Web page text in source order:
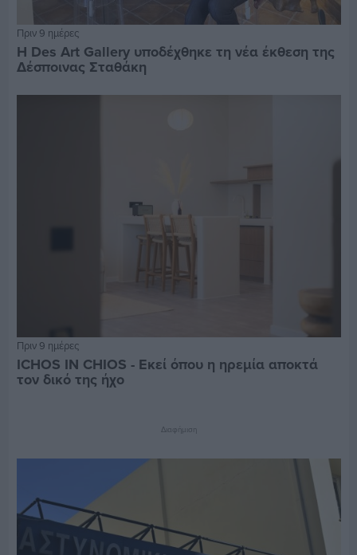
Πριν 9 ημέρες
Η Des Art Gallery υποδέχθηκε τη νέα έκθεση της
Δέσποινας Σταθάκη
Πριν 9 ημέρες
ICHOS IN CHIOS - Εκεί όπου η ηρεμία αποκτά
τον δικό της ήχο
Διαφήμιση